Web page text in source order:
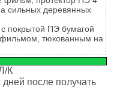
сильных деревянных
покрытой ПЭ бумагой
фильмом, тюкованным на
К
после получать